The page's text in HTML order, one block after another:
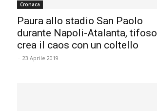
Cronaca
Paura allo stadio San Paolo
durante Napoli-Atalanta, tifoso
crea il caos con un coltello
- 23 Aprile 2019